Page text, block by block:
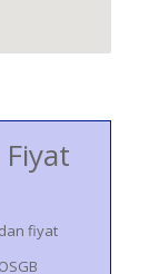
Fiyat
fiyat